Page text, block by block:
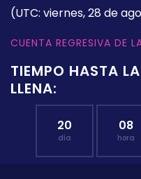
(UTC: viernes, 28 de
CUENTA REGRESIVA DE
TIEMPO HASTA
LLENA:
20
día
08
hora